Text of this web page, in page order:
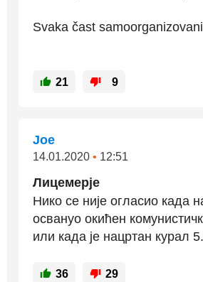
Svaka čast
21 9
Јое
14.01.2020 • 12:51
Лицемерје
Нико се није огласио када
освануо окићен
или када је нацртан курал
36 29